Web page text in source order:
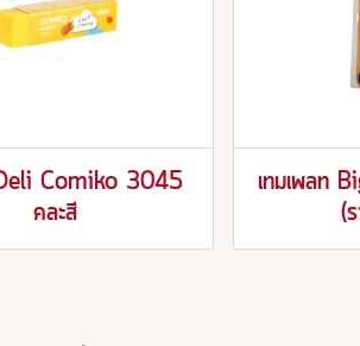
Comiko 3045
คละสี
เทมเพลท
(